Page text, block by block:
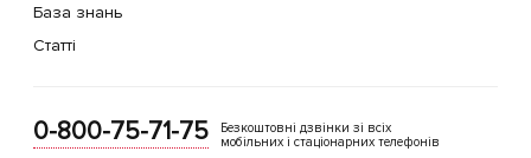
База знань
Статті
0-800-75-71-75
Безкоштовні дзвінки зі всіх
мобільних і стаціонарних телефонів